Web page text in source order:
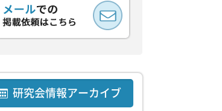
研究会情報アーカイブ